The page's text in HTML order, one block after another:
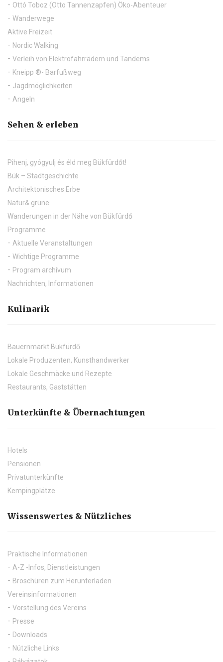
Ottó Toboz (Otto Tannenzapfen) Öko-Abenteuer
Wanderwege
Aktive Freizeit
Nordic Walking
Verleih von Elektrofahrrädern und Tandems
Kneipp ®- Barfußweg
Jagdmöglichkeiten
Angeln
Sehen & erleben
Pihenj, gyógyulj és éld meg Bükfürdőt!
Bük – Stadtgeschichte
Architektonisches Erbe
Natur& grüne
Wanderungen in der Nähe von Bükfürdő
Programme
Aktuelle Veranstaltungen
Wichtige Programme
Program archívum
Nachrichten, Informationen
Kulinarik
Bauernmarkt Bükfürdő
Lokale Produzenten, Kunsthandwerker
Lokale Geschmäcke und Rezepte
Restaurants, Gaststätten
Unterkünfte & Übernachtungen
Hotels
Pensionen
Privatunterkünfte
Kempingplätze
Wissenswertes & Nützliches
Praktische Informationen
A-Z -Infos, Dienstleistungen
Broschüren zum Herunterladen
Vereinsinformationen
Vorstellung des Vereins
Presse
Downloads
Nützliche Links